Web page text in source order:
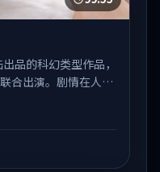
品的科幻类型作品，
合出演。剧情在人物
张力与视听质感。适
与院线佳片的观众收